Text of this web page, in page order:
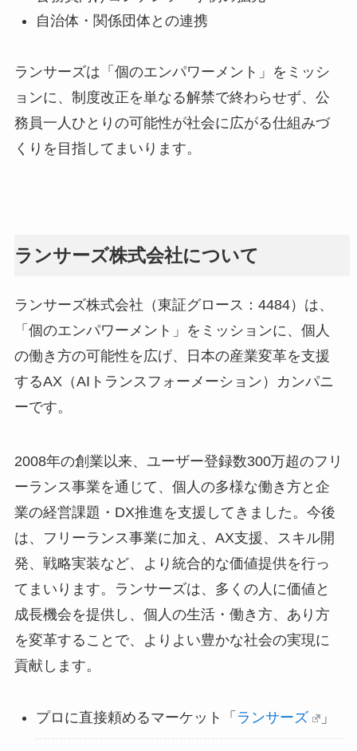
自治体・関係団体との連携
ランサーズは「個のエンパワーメント」をミッシ
ョンに、制度改正を単なる解禁で終わらせず、公
務員一人ひとりの可能性が社会に広がる仕組みづ
くりを目指してまいります。
ランサーズ株式会社について
ランサーズ株式会社（東証グロース：4484）は、
「個のエンパワーメント」をミッションに、個人
の働き方の可能性を広げ、日本の産業変革を支援
するAX（AIトランスフォーメーション）カンパニ
ーです。
2008年の創業以来、ユーザー登録数300万超のフリ
ーランス事業を通じて、個人の多様な働き方と企
業の経営課題・DX推進を支援してきました。今後
は、フリーランス事業に加え、AX支援、スキル開
発、戦略実装など、より統合的な価値提供を行っ
てまいります。ランサーズは、多くの人に価値と
成長機会を提供し、個人の生活・働き方、あり方
を変革することで、よりよい豊かな社会の実現に
貢献します。
プロに直接頼めるマーケット「 ランサーズ 」